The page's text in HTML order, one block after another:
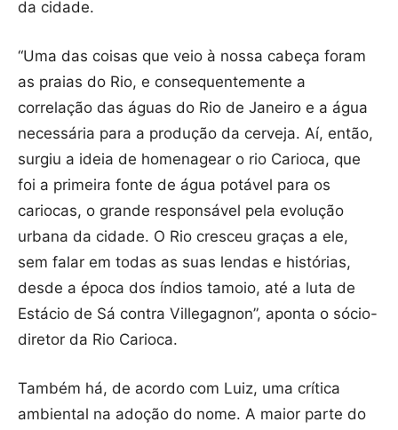
da cidade.
“Uma das coisas que veio à nossa cabeça foram
as praias do Rio, e consequentemente a
correlação das águas do Rio de Janeiro e a água
necessária para a produção da cerveja. Aí, então,
surgiu a ideia de homenagear o rio Carioca, que
foi a primeira fonte de água potável para os
cariocas, o grande responsável pela evolução
urbana da cidade. O Rio cresceu graças a ele,
sem falar em todas as suas lendas e histórias,
desde a época dos índios tamoio, até a luta de
Estácio de Sá contra Villegagnon”, aponta o sócio-
diretor da Rio Carioca.
Também há, de acordo com Luiz, uma crítica
ambiental na adoção do nome. A maior parte do